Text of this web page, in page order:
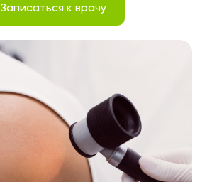
Записаться к врачу